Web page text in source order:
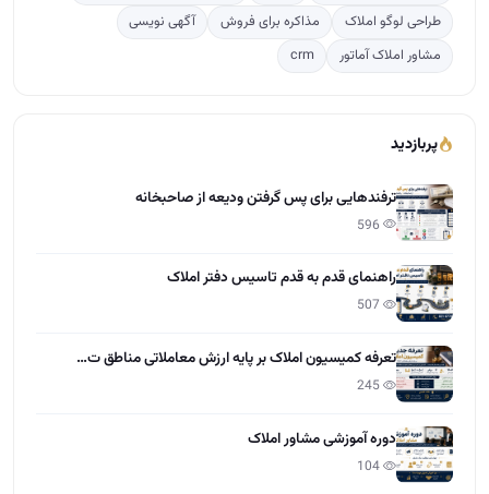
طراحی لوگو املاک
مذاکره برای فروش
آگهی نویسی
مشاور املاک آماتور
crm
پربازدید
ترفندهایی برای پس گرفتن ودیعه از صاحبخانه
راهنمای قدم به قدم تاسیس دفتر املاک
تعرفه کمیسیون املاک بر پایه ارزش معاملاتی مناطق ت…
دوره آموزشی مشاور املاک